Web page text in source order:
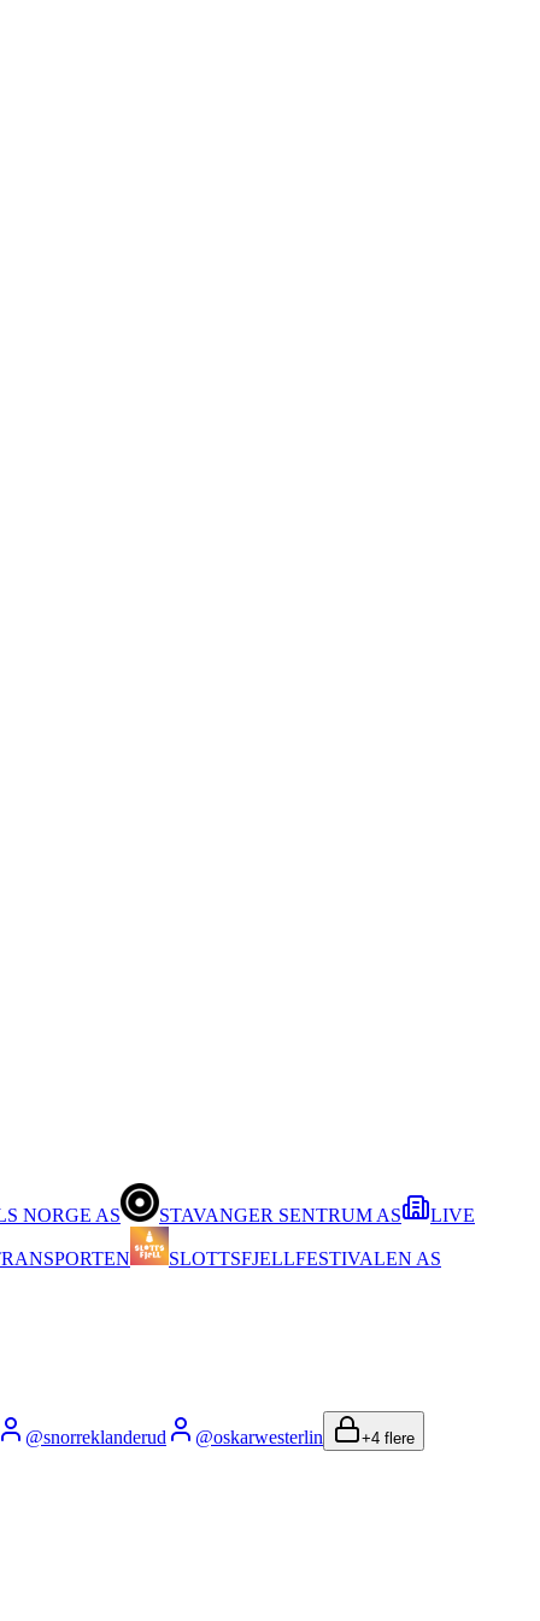
NORGE AS STAVANGER SENTRUM AS LIVE
SLOTTSFJELLFESTIVALEN AS
@snorreklanderud @oskarwesterlin +4 flere